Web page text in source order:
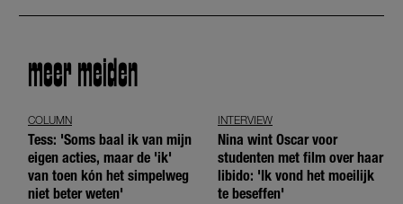
meer meiden
COLUMN
Tess: 'Soms baal ik van mijn
eigen acties, maar de 'ik'
van toen kón het simpelweg
niet beter weten'
INTERVIEW
Nina wint Oscar voor
studenten met film over haar
libido: 'Ik vond het moeilijk
te beseffen'